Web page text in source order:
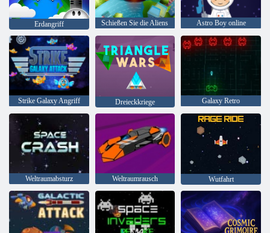
Erdangriff Schießen Sie die Aliens Astro Boy online
Strike Galaxy Angriff Dreieckkriege Galaxy Retro
Weltraumabsturz Weltraumrausch Wutfahrt